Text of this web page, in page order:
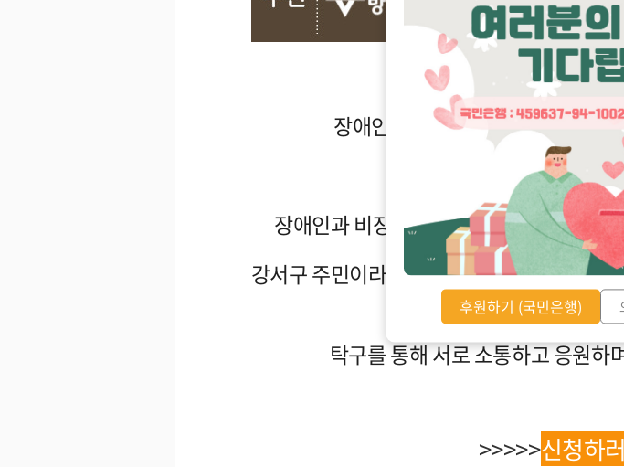
방화11종합사회복지관
장애인과 비장애인이 함께하는「
장애인과 비장애인이 함께 어울려 즐기
강서구 주민이라면 누구나 참여 가능하며
탁구를 통해 서로 소통하고 응원하
>>>>>신청하
후원하기 (국민은행)